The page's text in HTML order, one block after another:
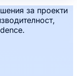
за проекти